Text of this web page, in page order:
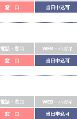
窓 口 当日申込可
電話・窓口 WEB・ハガキ
窓 口 当日申込可
電話・窓口 WEB・ハガキ
窓 口 当日申込可